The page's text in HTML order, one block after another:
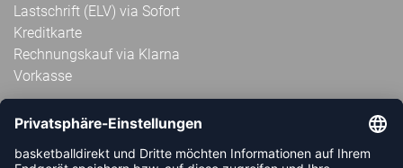
Lastschrift (ELV) via Sofort
Kreditkarte
Rechnungskauf via Klarna
Vorkasse
ABONNIERE JETZT DEN KOSTENLOSEN
HANDBALLDIREKT-NEWSLETTER UND VERPASSE KEINE